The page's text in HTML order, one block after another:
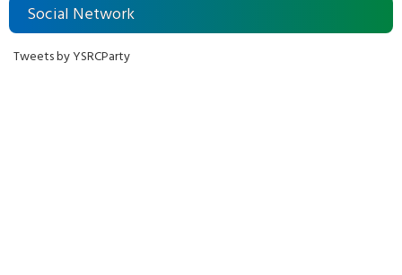
Social Network
Tweets by YSRCParty